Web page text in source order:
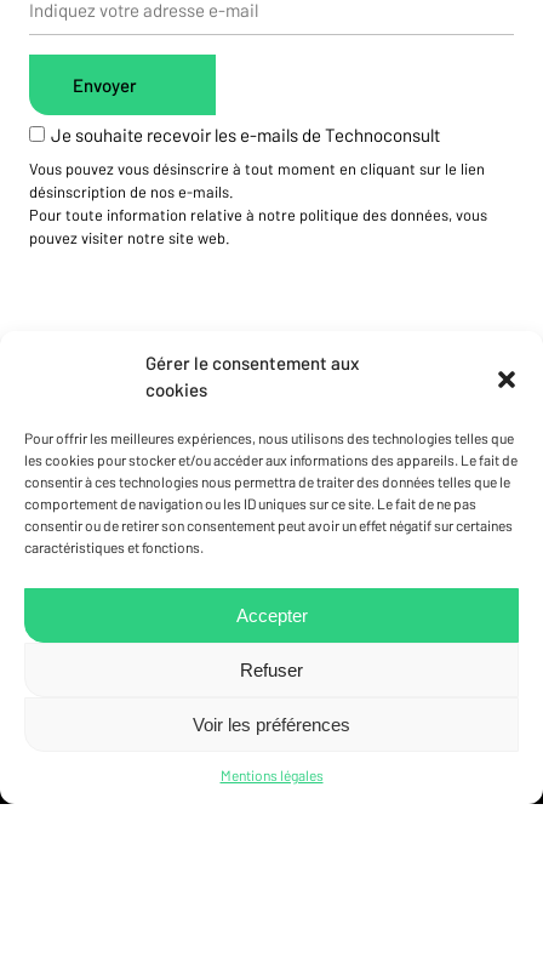
Gérer le consentement aux
cookies
Pour offrir les meilleures expériences, nous utilisons des technologies telles que
les cookies pour stocker et/ou accéder aux informations des appareils. Le fait de
consentir à ces technologies nous permettra de traiter des données telles que le
comportement de navigation ou les ID uniques sur ce site. Le fait de ne pas
consentir ou de retirer son consentement peut avoir un effet négatif sur certaines
caractéristiques et fonctions.
Accepter
Refuser
Voir les préférences
Mentions légales
Je souhaite recevoir les e-mails de Technoconsult
Vous pouvez vous désinscrire à tout moment en cliquant sur le lien
désinscription de nos e-mails.
Pour toute information relative à notre politique des données, vous
pouvez visiter notre site web.
L-4370 Belval
technique@technoconsult.lu